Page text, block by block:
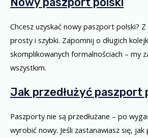
Chcesz uzyskać nowy paszport polski?
prosty i szybki. Zapomnij o długich
skomplikowanych formalnościach – my
wszystkim.
Jak przedłużyć paszport
Paszporty nie są przedłużane – po
wyrobić nowy. Jeśli zastanawiasz się,